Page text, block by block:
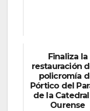
Finaliza la
restauración
policromía
Pórtico del
de la
Ourense